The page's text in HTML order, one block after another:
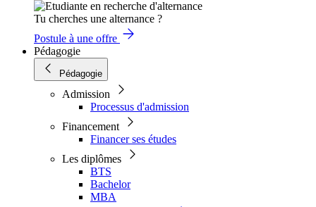
Tu cherches une alternance ?
Postule à une offre
Pédagogie
Pédagogie
Admission
Processus d'admission
Financement
Financer ses études
Les diplômes
BTS
Bachelor
MBA